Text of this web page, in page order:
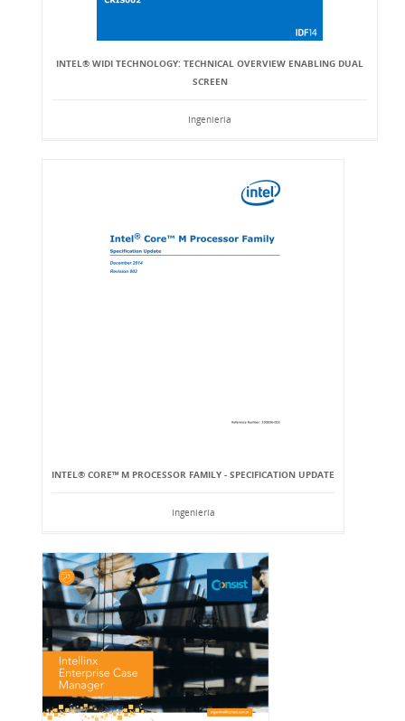
INTEL® WIDI TECHNOLOGY: TECHNICAL OVERVIEW ENABLING DUAL
SCREEN
Ingeniería
INTEL® CORE™ M PROCESSOR FAMILY - SPECIFICATION UPDATE
Ingeniería